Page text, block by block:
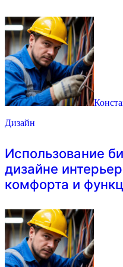
Дизайн
Использование
дизайне
комфорта и